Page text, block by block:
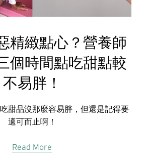
精緻點心？營養師
個時間點吃甜點較
不易胖！
甜品沒那麼容易胖，但還是記得要
適可而止啊！
Read More